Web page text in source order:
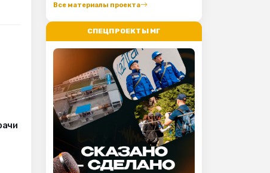
Все материалы проекта
СПЕЦПРОЕКТЫ МГ